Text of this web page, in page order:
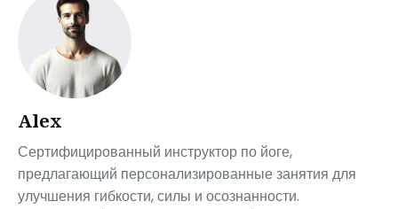
Alex
Сертифицированный инструктор по йоге,
предлагающий персонализированные занятия для
улучшения гибкости, силы и осознанности.